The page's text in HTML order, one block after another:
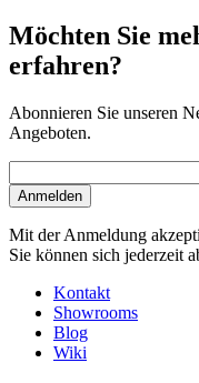
Möchten Sie
erfahren?
Abonnieren Sie unseren
Angeboten.
Anmelden
Mit der Anmeldung
Sie können sich jederzeit
Kontakt
Showrooms
Blog
Wiki